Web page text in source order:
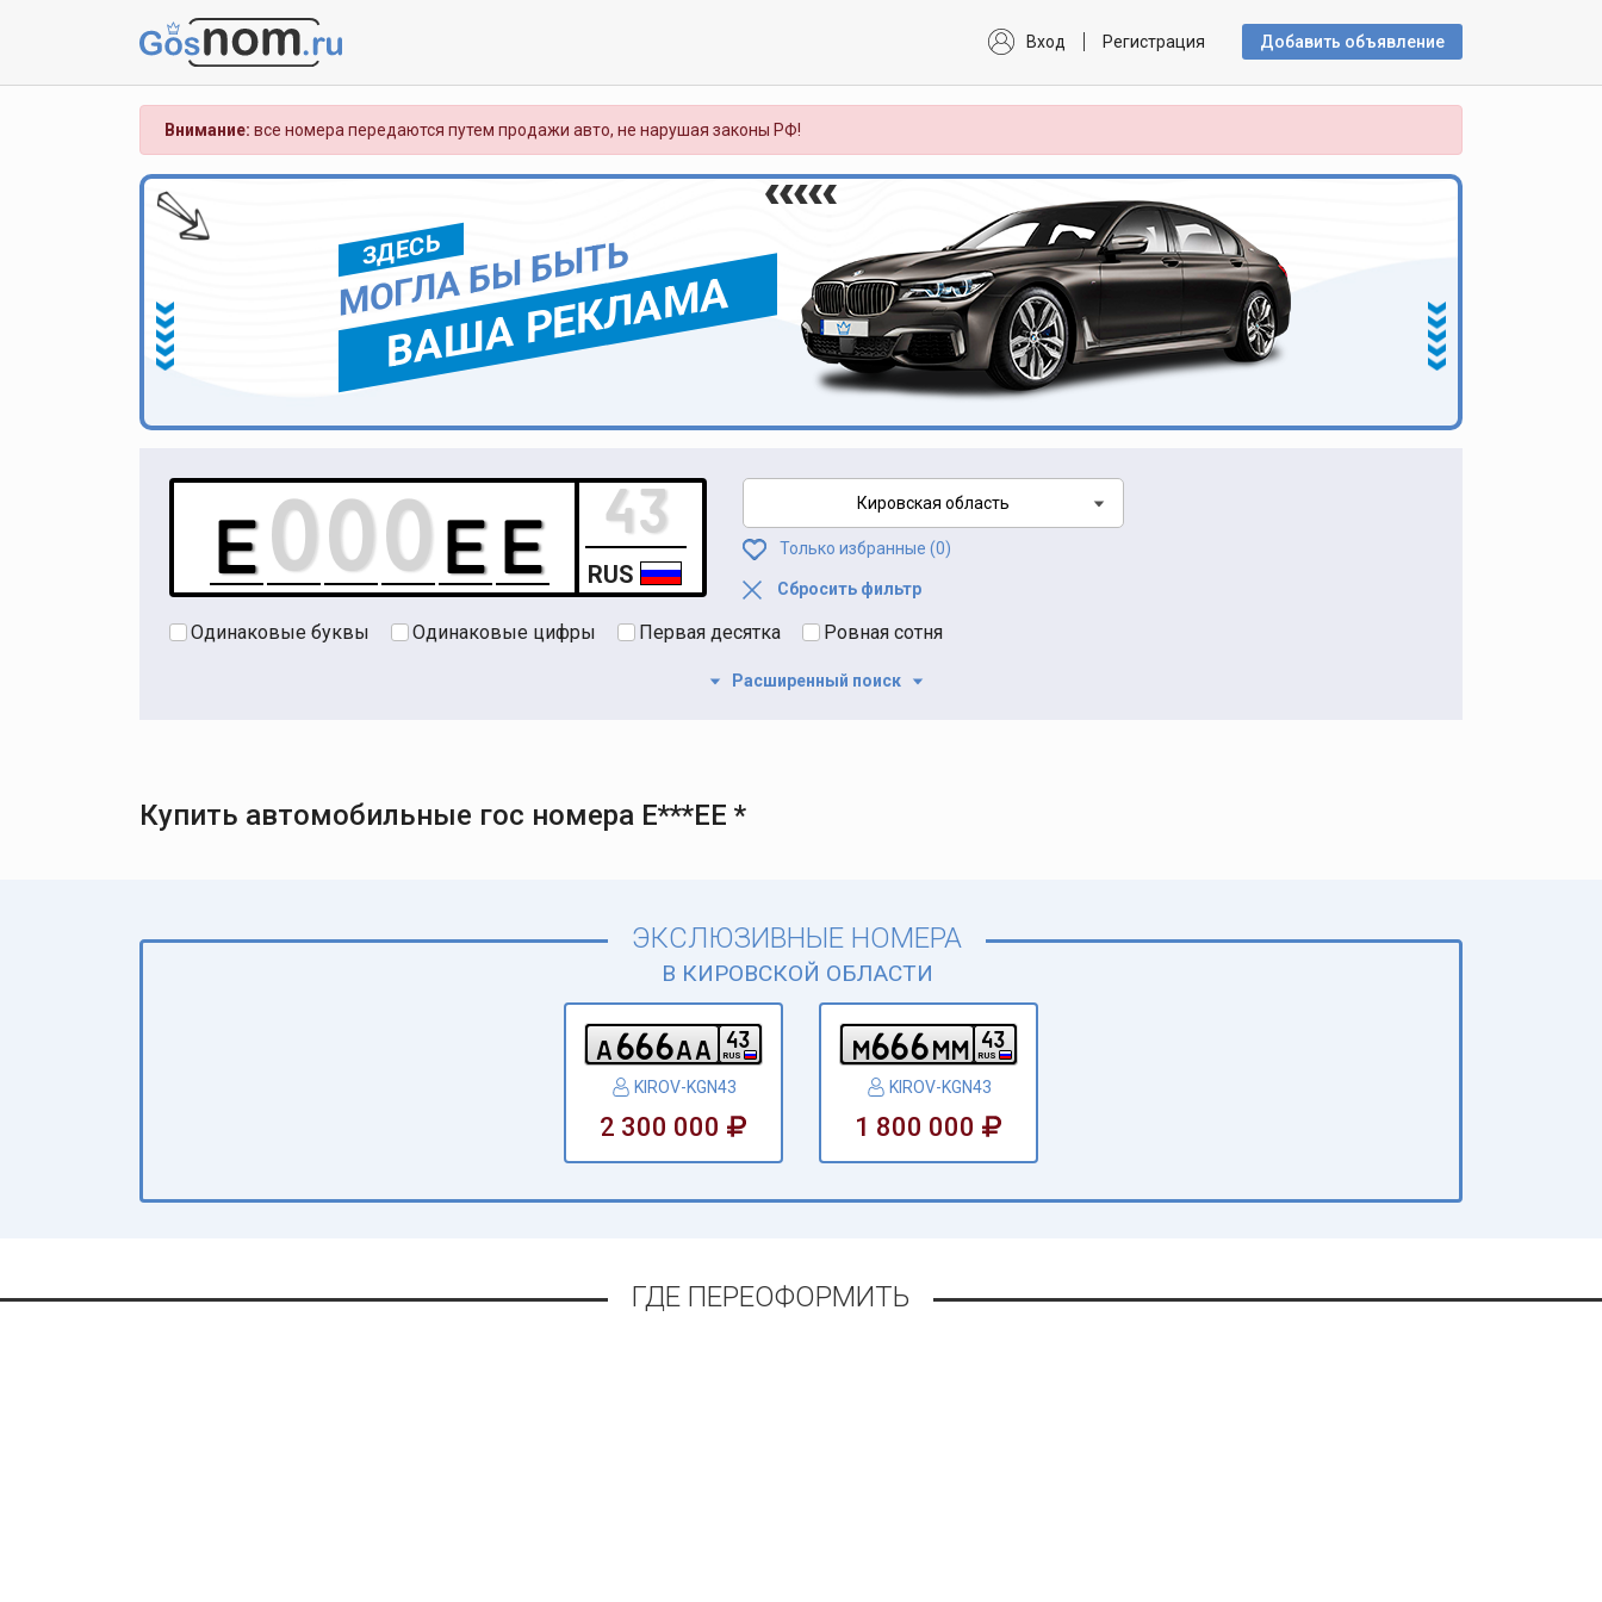
Вход Регистрация Добавить объявлениe
Внимание: все номера передаются путем продажи авто, не нарушая законы РФ!
ЗДЕСЬ
МОГЛА БЫ БЫТЬ
ВАША РЕКЛАМА
RUS
Кировская область
Только избранные (0)
Сбросить фильтр
Одинаковые буквы Одинаковые цифры Первая десятка Ровная сотня
Расширенный поиск
Купить автомобильные гос номера Е***ЕЕ *
ЭКСЛЮЗИВНЫЕ НОМЕРА
В КИРОВСКОЙ ОБЛАСТИ
a666aa RUS
43
KIROV-KGN43
2 300 000
m666mm RUS
43
KIROV-KGN43
1 800 000
ГДЕ ПЕРЕОФОРМИТЬ